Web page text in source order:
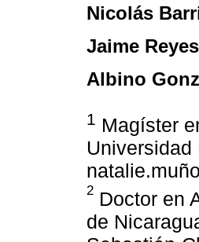
Nicolás
Jaime
Albino
1 Magíster
2 Doctor en
de